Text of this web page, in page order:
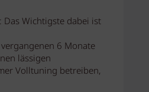
Wichtigste dabei ist
6 Monate
lässigen
Volltuning betreiben,